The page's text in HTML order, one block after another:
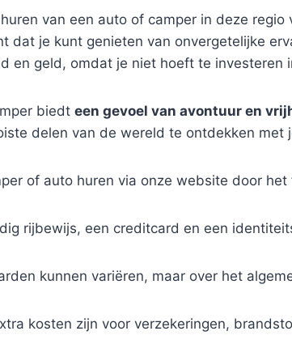
van een auto of camper in deze regio
dat je kunt genieten van onvergetelijke
en geld, omdat je niet hoeft te
biedt een gevoel van avontuur en
delen van de wereld te ontdekken met
of auto huren via onze website door
rijbewijs, een creditcard en een
kunnen variëren, maar over het
kosten zijn voor verzekeringen,